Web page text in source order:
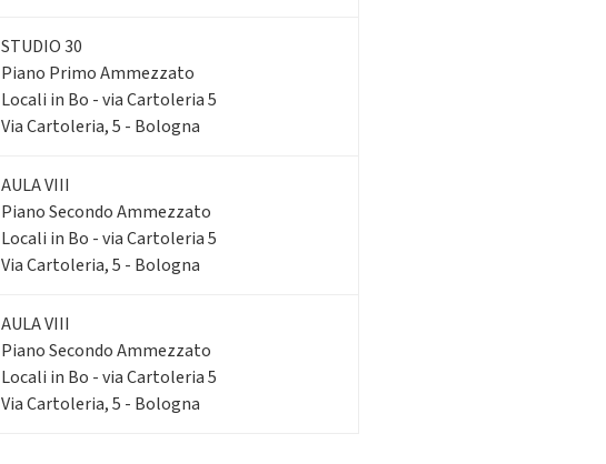
STUDIO 30
Piano Primo Ammezzato
Locali in Bo - via Cartoleria 5
Via Cartoleria, 5 - Bologna
AULA VIII
Piano Secondo Ammezzato
Locali in Bo - via Cartoleria 5
Via Cartoleria, 5 - Bologna
AULA VIII
Piano Secondo Ammezzato
Locali in Bo - via Cartoleria 5
Via Cartoleria, 5 - Bologna